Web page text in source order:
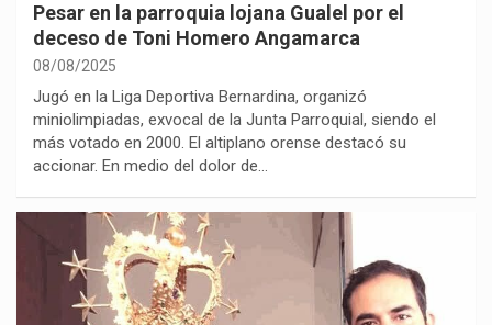
Pesar en la parroquia lojana Gualel por el
deceso de Toni Homero Angamarca
08/08/2025
Jugó en la Liga Deportiva Bernardina, organizó
miniolimpiadas, exvocal de la Junta Parroquial, siendo el
más votado en 2000. El altiplano orense destacó su
accionar. En medio del dolor de…